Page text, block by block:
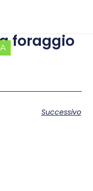
foraggio
Successivo